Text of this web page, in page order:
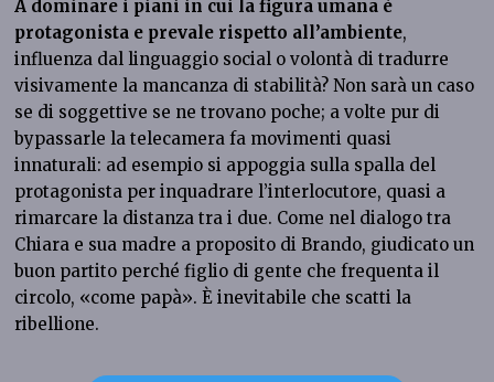
A dominare i piani in cui la figura umana è
protagonista e prevale rispetto all’ambiente,
influenza dal linguaggio social o volontà di tradurre
visivamente la mancanza di stabilità? Non sarà un caso
se di soggettive se ne trovano poche; a volte pur di
bypassarle la telecamera fa movimenti quasi
innaturali: ad esempio si appoggia sulla spalla del
protagonista per inquadrare l’interlocutore, quasi a
rimarcare la distanza tra i due. Come nel dialogo tra
Chiara e sua madre a proposito di Brando, giudicato un
buon partito perché figlio di gente che frequenta il
circolo, «come papà». È inevitabile che scatti la
ribellione.